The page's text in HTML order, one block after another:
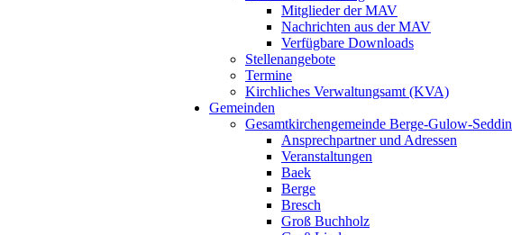
Mitglieder der MAV
Nachrichten aus der MAV
Verfügbare Downloads
Stellenangebote
Termine
Kirchliches Verwaltungsamt (KVA)
Gemeinden
Gesamtkirchengemeinde Berge-Gulow-Seddin
Ansprechpartner und Adressen
Veranstaltungen
Baek
Berge
Bresch
Groß Buchholz